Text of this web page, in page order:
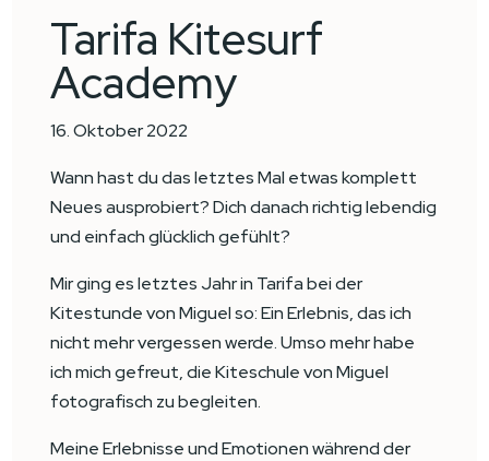
Tarifa Kitesurf
Academy
16. Oktober 2022
Wann hast du das letztes Mal etwas komplett
Neues ausprobiert? Dich danach richtig lebendig
und einfach glücklich gefühlt?
Mir ging es letztes Jahr in Tarifa bei der
Kitestunde von Miguel so: Ein Erlebnis, das ich
nicht mehr vergessen werde. Umso mehr habe
ich mich gefreut, die Kiteschule von Miguel
fotografisch zu begleiten.
Meine Erlebnisse und Emotionen während der